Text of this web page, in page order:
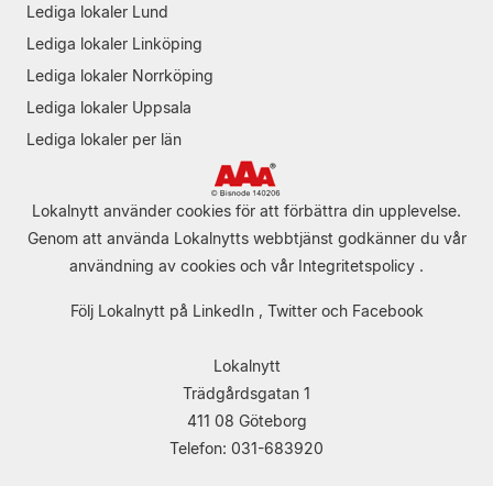
Lediga lokaler Lund
Lediga lokaler Linköping
Lediga lokaler Norrköping
Lediga lokaler Uppsala
Lediga lokaler per län
Lokalnytt använder cookies för att förbättra din upplevelse.
Genom att använda Lokalnytts webbtjänst godkänner du vår
användning av cookies och vår Integritetspolicy .
Följ Lokalnytt på LinkedIn, Twitteroch Facebook
Lokalnytt
Trädgårdsgatan 1
411 08 Göteborg
Telefon: 031-683920